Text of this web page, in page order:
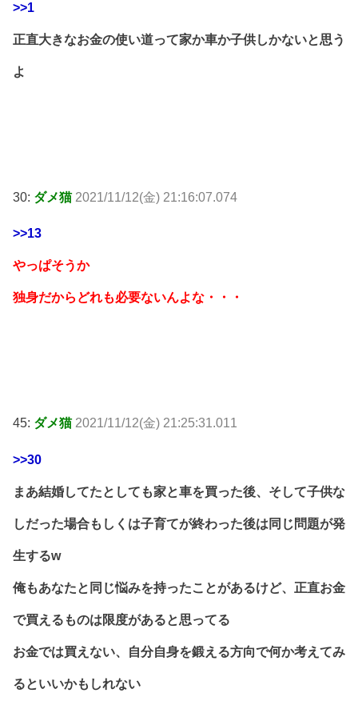
>>1
正直大きなお金の使い道って家か車か子供しかないと思う
よ
30: ダメ猫 2021/11/12(金) 21:16:07.074
>>13
やっぱそうか
独身だからどれも必要ないんよな・・・
45: ダメ猫 2021/11/12(金) 21:25:31.011
>>30
まあ結婚してたとしても家と車を買った後、そして子供な
しだった場合もしくは子育てが終わった後は同じ問題が発
生するw
俺もあなたと同じ悩みを持ったことがあるけど、正直お金
で買えるものは限度があると思ってる
お金では買えない、自分自身を鍛える方向で何か考えてみ
るといいかもしれない